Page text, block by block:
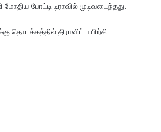
போட்டி டிராவில் முடிவடைந்தது.
தொடக்கத்தில் திராவிட் பயிற்சி